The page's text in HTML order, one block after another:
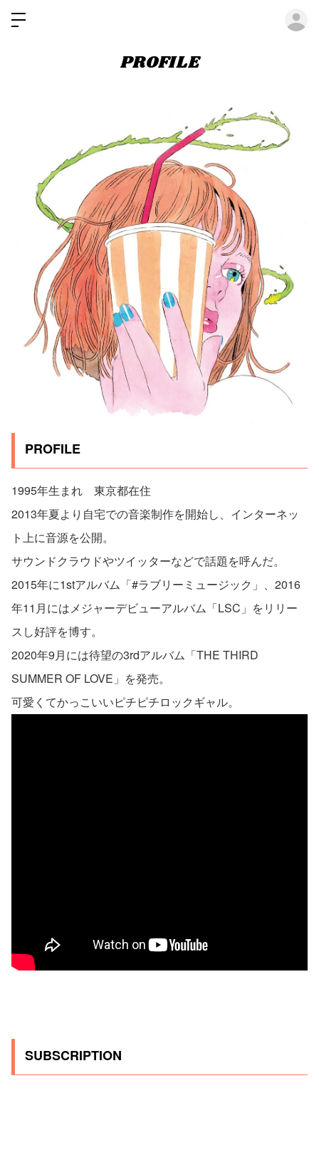
PROFILE
PROFILE
1995年生まれ 東京都在住
2013年夏より自宅での音楽制作を開始し、インターネッ
ト上に音源を公開。
サウンドクラウドやツイッターなどで話題を呼んだ。
2015年に1stアルバム「#ラブリーミュージック」、2016
年11月にはメジャーデビューアルバム「LSC」をリリー
スし好評を博す。
2020年9月には待望の3rdアルバム「THE THIRD
SUMMER OF LOVE」を発売。
可愛くてかっこいいピチピチロックギャル。
SUBSCRIPTION